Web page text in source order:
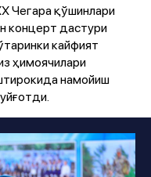
Чегара қўшинлари
концерт дастури
кайфият
ҳимоячилари
намойиш